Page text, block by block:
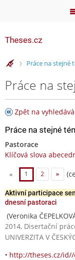
Theses.cz
>Práce na stejné
Práce na
Zpět na
Práce na stejné
Pastorace
Klíčová slova
« 1 2 »
Aktivní participace
dnesní pastoraci
(Veronika
2014, Disertační
UNIVERZITA V
• http://theses.cz/